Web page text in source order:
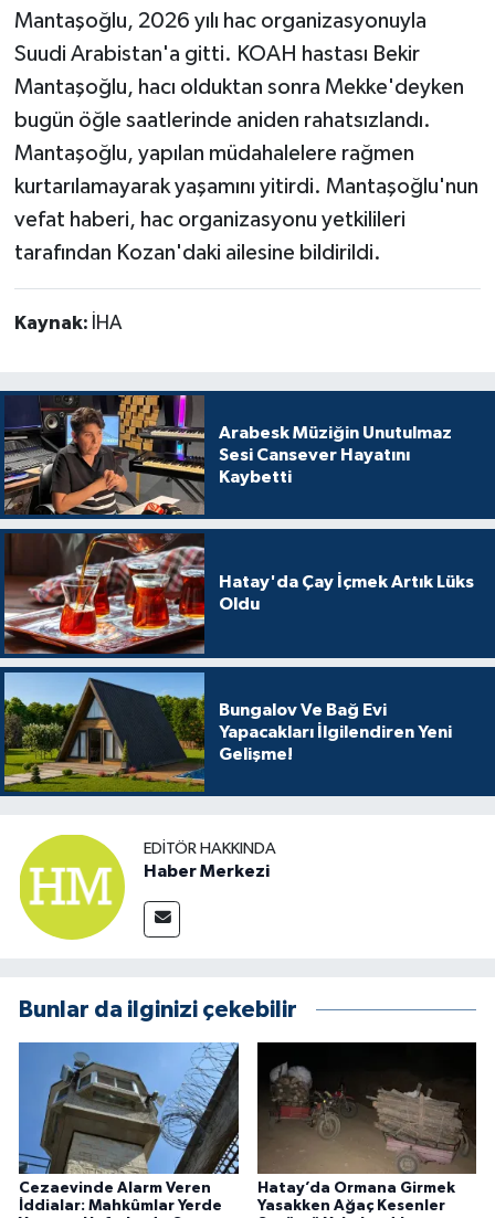
Mantaşoğlu, 2026 yılı hac organizasyonuyla
Suudi Arabistan'a gitti. KOAH hastası Bekir
Mantaşoğlu, hacı olduktan sonra Mekke'deyken
bugün öğle saatlerinde aniden rahatsızlandı.
Mantaşoğlu, yapılan müdahalelere rağmen
kurtarılamayarak yaşamını yitirdi. Mantaşoğlu'nun
vefat haberi, hac organizasyonu yetkilileri
tarafından Kozan'daki ailesine bildirildi.
Kaynak: İHA
Arabesk Müziğin Unutulmaz
Sesi Cansever Hayatını
Kaybetti
Hatay'da Çay İçmek Artık Lüks
Oldu
Bungalov Ve Bağ Evi
Yapacakları İlgilendiren Yeni
Gelişme!
EDITÖR HAKKINDA
Haber Merkezi
Bunlar da ilginizi çekebilir
Cezaevinde Alarm Veren
İddialar: Mahkûmlar Yerde
Hatay’da Ormana Girmek
Yasakken Ağaç Kesenler